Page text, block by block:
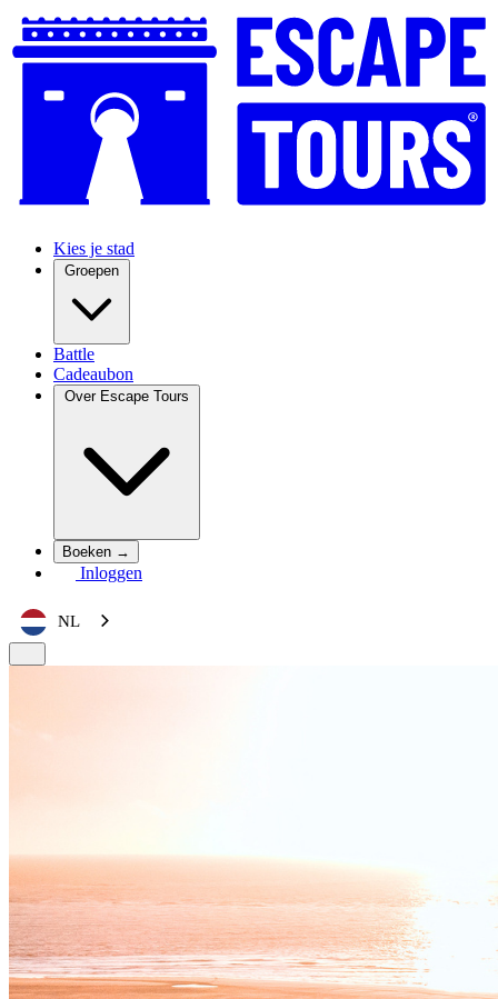
Kies je stad
Groepen
Battle
Cadeaubon
Over Escape Tours
Boeken →
Inloggen
NL